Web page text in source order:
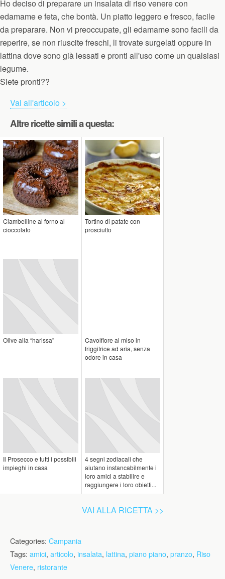
Ho deciso di preparare un insalata di riso venere con
edamame e feta, che bontà. Un piatto leggero e fresco, facile
da preparare. Non vi preoccupate, gli edamame sono facili da
reperire, se non riuscite freschi, li trovate surgelati oppure in
lattina dove sono già lessati e pronti all'uso come un qualsiasi
legume.
Siete pronti??
Vai all'articolo >
Altre ricette simili a questa:
Ciambelline al forno al
cioccolato
Tortino di patate con
prosciutto
Olive alla “harissa”
Cavolfiore al miso in
friggitrice ad aria, senza
odore in casa
Il Prosecco e tutti i possibili
impieghi in casa
4 segni zodiacali che
aiutano instancabilmente i
loro amici a stabilire e
raggiungere i loro obietti...
VAI ALLA RICETTA >>
Categories: Campania
Tags: amici, articolo, insalata, lattina, piano piano, pranzo, Riso
Venere, ristorante